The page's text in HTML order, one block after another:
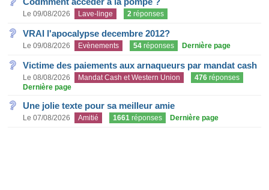
Le 09/08/2026 Lave-linge 2 réponses
VRAI l'apocalypse decembre 2012?
Le 09/08/2026 Evènements 54 réponses Dernière page
Victime des paiements aux arnaqueurs par mandat cash
Le 08/08/2026 Mandat Cash et Western Union 476 réponses
Dernière page
Une jolie texte pour sa meilleur amie
Le 07/08/2026 Amitié 1661 réponses Dernière page